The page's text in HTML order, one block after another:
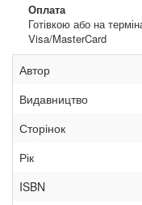
Оплата
Готівкою або на
Visa/MasterCard
Автор
Видавництво
Сторінок
Рік
ISBN